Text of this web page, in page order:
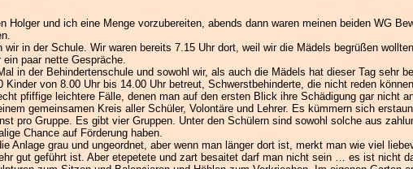
Holger und ich eine Menge vorzubereiten, abends dann waren meinen beiden WG
wir in der Schule. Wir waren bereits 7.15 Uhr dort, weil wir die Mädels begrüßen
paar nette Gespräche.
in der Behindertenschule und sowohl wir, als auch die Mädels hat dieser Tag sehr
Kinder von 8.00 Uhr bis 14.00 Uhr betreut, Schwerstbehinderte, die nicht reden
pfiffige leichtere Fälle, denen man auf den ersten Blick ihre Schädigung gar nicht
gemeinsamen Kreis aller Schüler, Volontäre und Lehrer. Es kümmern sich
pro Gruppe. Es gibt vier Gruppen. Unter den Schülern sind sowohl solche aus
Chance auf Förderung haben.
Anlage grau und ungeordnet, aber wenn man länger dort ist, merkt man wie viel
gut geführt ist. Aber etepetete und zart besaitet darf man nicht sein … es ist nicht